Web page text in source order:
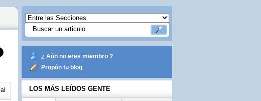
¿ Aún no eres miembro ?
Propón tu blog
LOS MÁS LEÍDOS GENTE